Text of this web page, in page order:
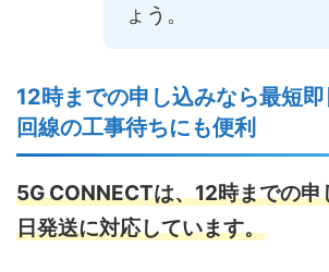
ょう。
12時までの申し込みなら最短
回線の工事待ちにも便利
5G CONNECTは、12時までの申
日発送に対応しています。